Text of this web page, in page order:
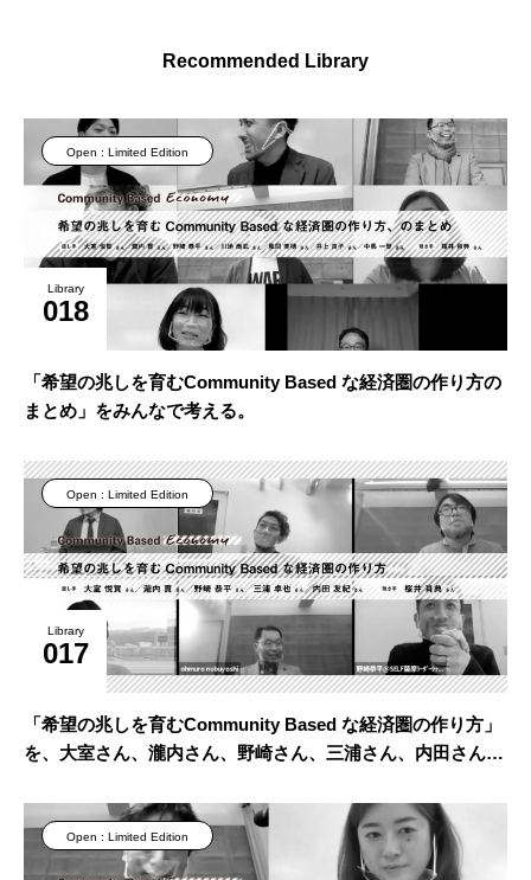
Recommended Library
Open : Limited Edition
Library
018
「希望の兆しを育むCommunity Based な経済圏の作り方の
まとめ」をみんなで考える。
Open : Limited Edition
Library
017
「希望の兆しを育むCommunity Based な経済圏の作り方」
を、大室さん、瀧内さん、野崎さん、三浦さん、内田さんと
Open : Limited Edition